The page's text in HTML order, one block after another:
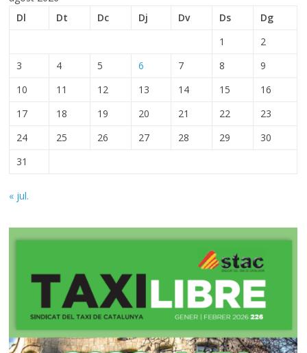
Dl
Dt Dc Dj Dv Ds
Dg
1
2
3
4 5 6 7 8
9
10
11 12 13 14 15
16
17
18 19 20 21 22
23
24
25 26 27 28 29
30
31
« jul.